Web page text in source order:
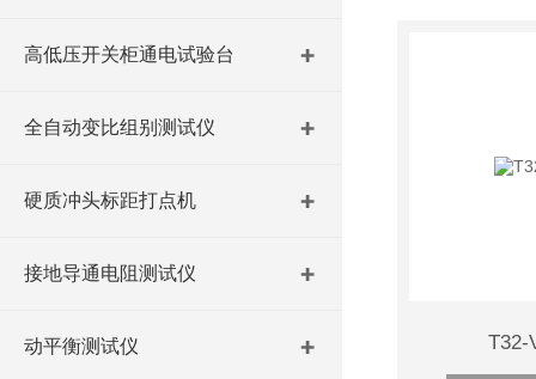
高低压开关柜通电试验台
全自动变比组别测试仪
硬质冲头标距打点机
接地导通电阻测试仪
动平衡测试仪 T32-